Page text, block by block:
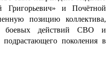
Григорьевич» и Почётной
позицию коллектива,
боевых действий СВО и
поколения в